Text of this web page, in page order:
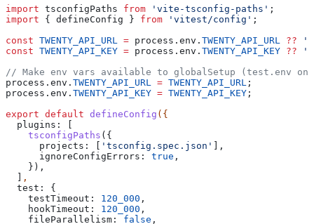
import tsconfigPaths from 'vite-tsconfig-paths' ;
import { defineConfig } from 'vitest/config' ;
const TWENTY_API_URL = process . env . TWENTY_API_URL ??
const TWENTY_API_KEY = process . env . TWENTY_API_KEY ??
// Make env vars available to globalSetup (test.env
process . env . TWENTY_API_URL = TWENTY_API_URL ;
process . env . TWENTY_API_KEY = TWENTY_API_KEY ;
export default defineConfig ({
  plugins:
    tsconfigPaths
({
      projects:
'tsconfig.spec.json'
],
      ignoreConfigErrors:
true ,
    }),
,
  test:
{
    testTimeout:
120_000 ,
    hookTimeout:
120_000 ,
    fileParallelism:
false ,